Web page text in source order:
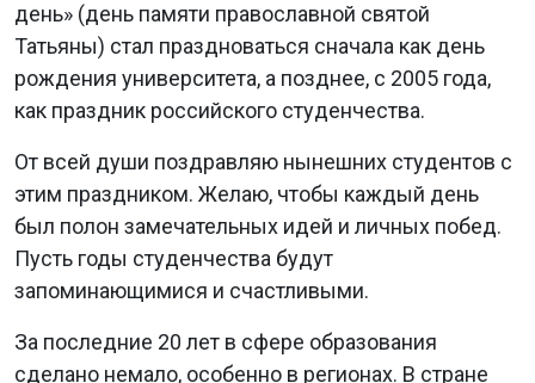
день» (день памяти православной святой
Татьяны) стал праздноваться сначала как день
рождения университета, а позднее, с 2005 года,
как праздник российского студенчества.
От всей души поздравляю нынешних студентов с
этим праздником. Желаю, чтобы каждый день
был полон замечательных идей и личных побед.
Пусть годы студенчества будут
запоминающимися и счастливыми.
За последние 20 лет в сфере образования
сделано немало, особенно в регионах. В стране